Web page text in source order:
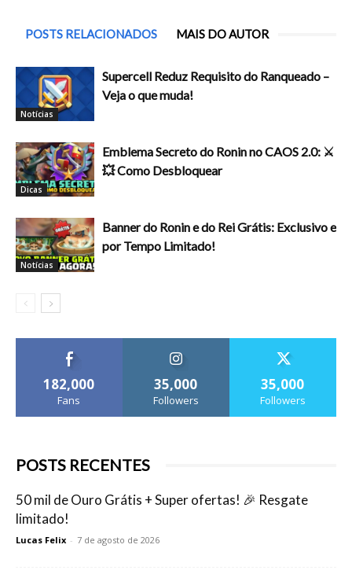
POSTS RELACIONADOS MAIS DO AUTOR
Notícias
Supercell Reduz Requisito do Ranqueado –
Veja o que muda!
Dicas
Emblema Secreto do Ronin no CAOS 2.0: ⚔️
💥 Como Desbloquear
Notícias
Banner do Ronin e do Rei Grátis: Exclusivo e
por Tempo Limitado!
182,000
Fans
35,000
Followers
35,000
Followers
POSTS RECENTES
50 mil de Ouro Grátis + Super ofertas! 🎉 Resgate
limitado!
Lucas Felix - 7 de agosto de 2026